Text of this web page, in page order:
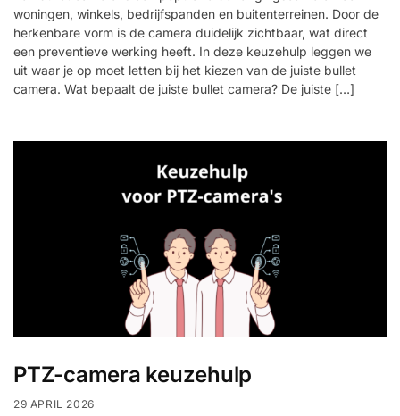
woningen, winkels, bedrijfspanden en buitenterreinen. Door de
herkenbare vorm is de camera duidelijk zichtbaar, wat direct
een preventieve werking heeft. In deze keuzehulp leggen we
uit waar je op moet letten bij het kiezen van de juiste bullet
camera. Wat bepaalt de juiste bullet camera? De juiste […]
PTZ-camera keuzehulp
29 APRIL 2026